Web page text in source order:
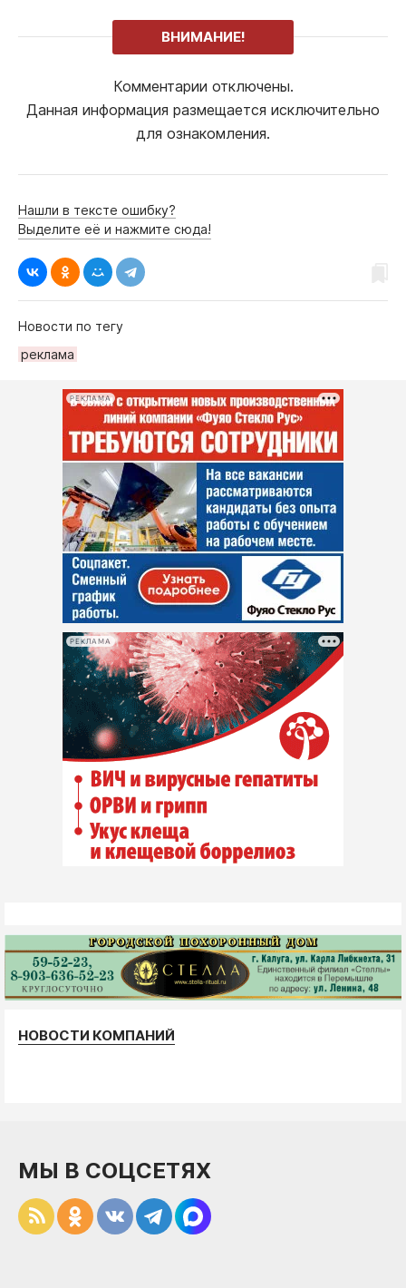
ВНИМАНИЕ!
Комментарии отключены.
Данная информация размещается исключительно
для ознакомления.
Нашли в тексте ошибку?
Выделите её и нажмите сюда!
Новости по тегу
рeклама
РЕКЛАМА
РЕКЛАМА
НОВОСТИ КОМПАНИЙ
МЫ В СОЦСЕТЯХ